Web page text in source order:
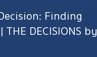
Finding
DECISIONS by